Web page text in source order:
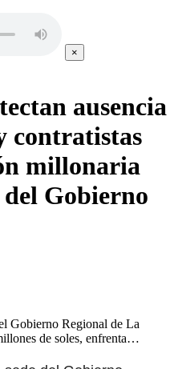
×
ausencia
contratistas
millonaria
del Gobierno
Gobierno Regional de La
de soles, enfrenta…